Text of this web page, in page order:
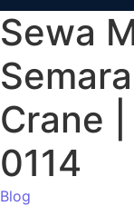
Sewa
Crane
0114
Blog